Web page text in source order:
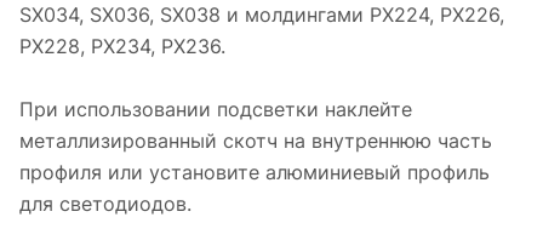
SX034, SX036, SX038 и молдингами РХ224, РХ226,
РХ228, РХ234, РХ236.
При использовании подсветки наклейте
металлизированный скотч на внутреннюю часть
профиля или установите алюминиевый профиль
для светодиодов.